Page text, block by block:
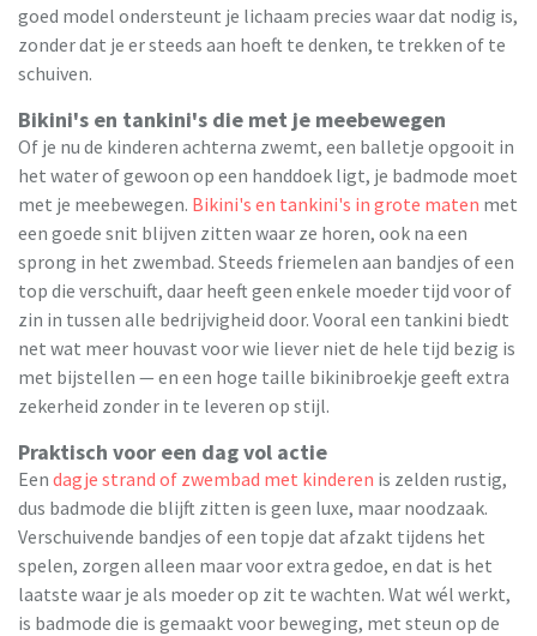
goed model ondersteunt je lichaam precies waar dat nodig is,
zonder dat je er steeds aan hoeft te denken, te trekken of te
schuiven.
Bikini's en tankini's die met je meebewegen
Of je nu de kinderen achterna zwemt, een balletje opgooit in
het water of gewoon op een handdoek ligt, je badmode moet
met je meebewegen. Bikini's en tankini's in grote maten met
een goede snit blijven zitten waar ze horen, ook na een
sprong in het zwembad. Steeds friemelen aan bandjes of een
top die verschuift, daar heeft geen enkele moeder tijd voor of
zin in tussen alle bedrijvigheid door. Vooral een tankini biedt
net wat meer houvast voor wie liever niet de hele tijd bezig is
met bijstellen — en een hoge taille bikinibroekje geeft extra
zekerheid zonder in te leveren op stijl.
Praktisch voor een dag vol actie
Een dagje strand of zwembad met kinderen is zelden rustig,
dus badmode die blijft zitten is geen luxe, maar noodzaak.
Verschuivende bandjes of een topje dat afzakt tijdens het
spelen, zorgen alleen maar voor extra gedoe, en dat is het
laatste waar je als moeder op zit te wachten. Wat wél werkt,
is badmode die is gemaakt voor beweging, met steun op de